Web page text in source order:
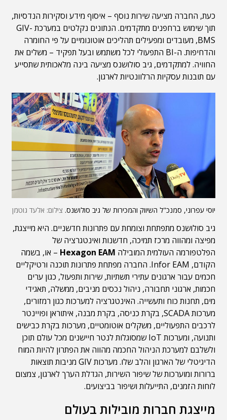
כעת, החברה מציעה שירות נוסף – איסוף מידע וסקירות הנדסיות,
תוך שימוש ברחפנים מתקדמים. הנתונים נקלטים במערכת GIV-
BMS, מעובדים ומפעילים תהליכים אוטונומיים על פי החומרה
והדחיפות. ה-BI התפעולי לכל משתמש ובעל תפקיד – משלים את
החוויה. למתקדמים, גיב סולושנס מציעה בינה מלאכותית שתסייע
עם תובנות עסקיות הרלוונטיות לארגון.
יוסי עפרוני, סמנכ"ל השיווק והמכירות של גיב סולושנס. צילום: אלעד גוטמן
גיב סולושנס מתפתחת וצומחת עם פתרונות חדשניים. היא מייצגת,
מפיצה ומהווה מרכז תמיכה, חדשנות ואינטגרציה של
הפלטפורמה העולמית המובילה Hexagon EAM – או, בשמה
הקודם, Infor EAM. החברה מפתחת פתרונות תוכנה ורטיקליים
חכמים עבור ארגונים עתירי תשתיות, שירות ותפעול, כגון ערים
חכמות, ארגוני תחבורה, ניהול נכסים מניבים, ממשלה, תאגידי
מים, תחנות כוח ותעשייה. האינטגרציה למערכות כגון רמזורים,
מערכות SCADA, בקרת כניסה, בקרת מבנה, איתוראן ופויינטר
לרכבים התפעוליים, משקלים אוטומטיים, מערכות בקרת כבישים
ותנועה, ומערכות IoT שמסוגלות לנטר חיישנים מכל עולם תוכן
ולשלבם למערכת הניהול החכמה מהווה את הפתרון להיות המוח
הדיגיטלי של הארגון והלב שלו. מערכות GIV מניבות תוצאות
ברורות ומוערכות של שיפור השירות, הגדלת הערך לארגון, צמצום
לוחות הזמנים, התייעלות ושיפור בביצועים.
מייצגת חברות מובילות בעולם